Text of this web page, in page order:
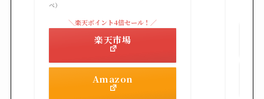
べ）
Amazon
＼楽天ポイント4倍セール！／
楽天市場